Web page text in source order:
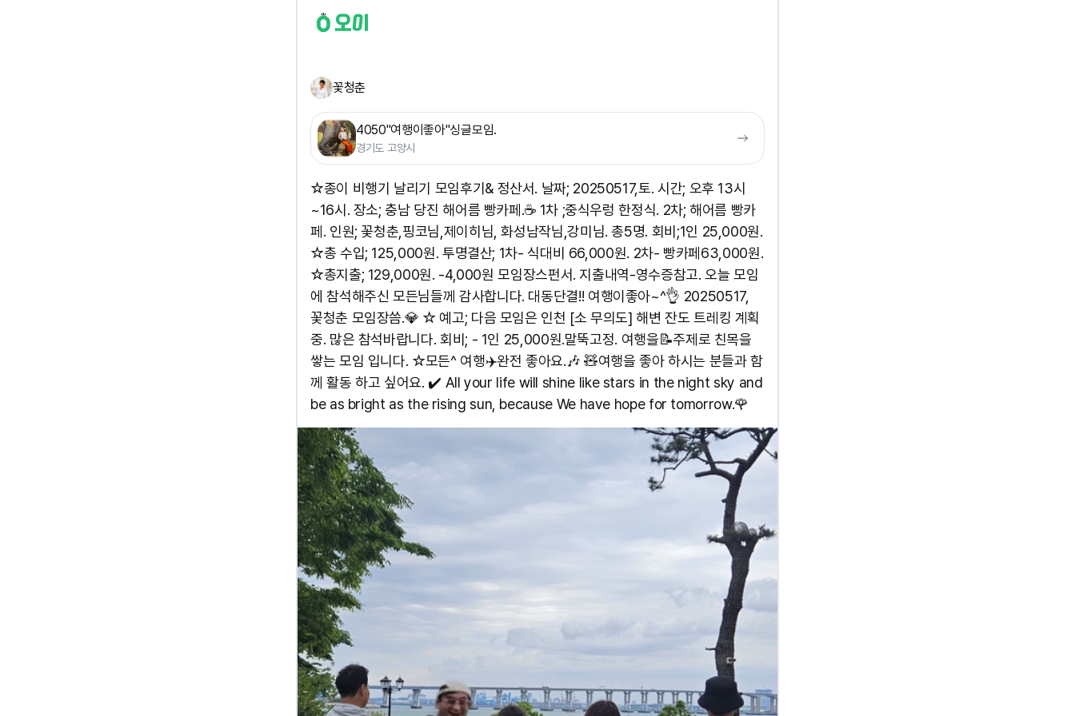
꽃청춘
4050"여행이좋아"싱글모임.
경기도 고양시
☆종이 비행기 날리기 모임후기& 정산서. 날짜; 20250517,토. 시간; 오후 13시
~16시. 장소; 충남 당진 해어름 빵카페.☕️ 1차 ;중식우렁 한정식. 2차; 해어름 빵카
페. 인원; 꽃청춘,핑코님,제이히님, 화성남작님,강미님. 총5명. 회비;1인 25,000원.
☆총 수입; 125,000원. 투명결산; 1차- 식대비 66,000원. 2차- 빵카페63,000원.
☆총지출; 129,000원. -4,000원 모임장스펀서. 지출내역-영수증참고. 오늘 모임
에 참석해주신 모든님들께 감사합니다. 대동단결!! 여행이좋아~^👌 20250517,
꽃청춘 모임장씀.💎 ☆ 예고; 다음 모임은 인천 [소 무의도] 해변 잔도 트레킹 계획
중. 많은 참석바랍니다. 회비; - 1인 25,000원.말뚝고정. 여행을📝주제로 친목을
쌓는 모임 입니다. ☆모든^ 여행✈️완전 좋아요.🎶 🧸여행을 좋아 하시는 분들과 함
께 활동 하고 싶어요. ✔️ All your life will shine like stars in the night sky and
be as bright as the rising sun, because We have hope for tomorrow.🌹